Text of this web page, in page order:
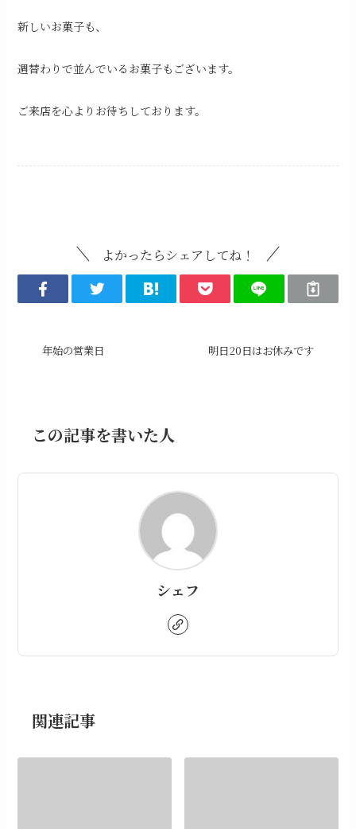
新しいお菓子も、
週替わりで並んでいるお菓子もございます。
ご来店を心よりお待ちしております。
よかったらシェアしてね！
年始の営業日 明日20日はお休みです
この記事を書いた人
シェフ
関連記事